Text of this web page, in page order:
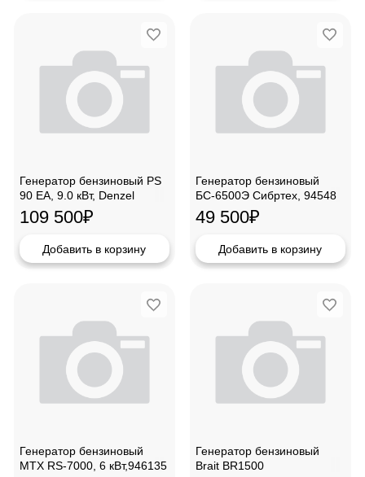
Генератор бензиновый PS
90 EA, 9.0 кВт, Denzel
,946934
109 500₽
Добавить в корзину
Генератор бензиновый
БС-6500Э Сибртех, 94548
49 500₽
Добавить в корзину
Генератор бензиновый
MTX RS-7000, 6 кВт,946135
Генератор бензиновый
Brait BR1500